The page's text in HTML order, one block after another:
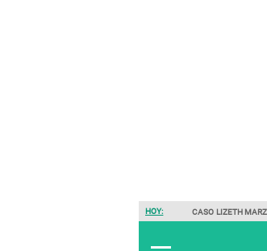
HOY: CASO LIZETH